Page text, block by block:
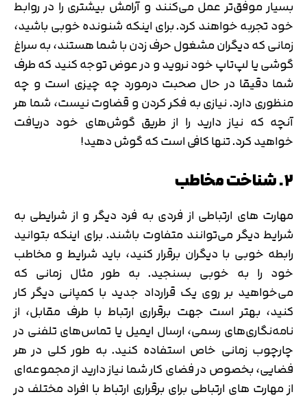
بسیار موفق‌تر عمل می‌کنند و آرامش بیشتری را در روابط
خود تجربه خواهند کرد. برای اینکه شنونده خوبی باشید،
زمانی که دیگران مشغول حرف زدن با شما هستند، به سراغ
گوشی یا لپ‌تاپ خود نروید و در عوض توجه کنید که طرف
شما دقیقا در حال صحبت درمورد چه چیزی است و چه
منظوری دارد. نیازی به فکر کردن و قضاوت نیست، شما هر
آنچه که نیاز دارید را از طریق گوش‌های خود دریافت
خواهید کرد. تنها کافی است که گوش دهید!
۲. شناخت مخاطب
مهارت های ارتباطی از فردی به فرد دیگر و از شرایطی به
شرایط دیگر می‌توانند متفاوت باشند. برای اینکه بتوانید
رابطه خوبی با دیگران برقرار کنید، باید شرایط و مخاطب
خود را به خوبی بسنجید. به طور مثال زمانی که
می‌خواهید بر روی یک قرارداد جدید با کمپانی دیگر کار
کنید، بهتر است جهت برقراری ارتباط با طرف مقابل، از
نامه‌نگاری‌های رسمی، ارسال ایمیل یا تماس‌های تلفنی در
چارچوب زمانی خاص استفاده کنید. به طور کلی در هر
فضایی، بخصوص در فضای کار شما نیاز دارید از مجموعه‌ای
از مهارت های ارتباطی برای برقراری ارتباط با افراد مختلف در